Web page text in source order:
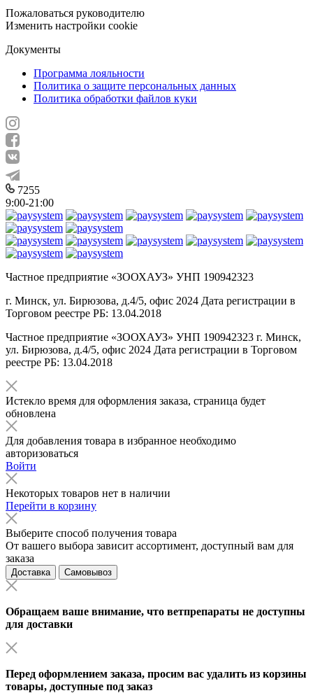
Пожаловаться руководителю
Изменить настройки cookie
Документы
Программа лояльности
Политика о защите персональных данных
Политика обработки файлов куки
7255
9:00-21:00
Частное предприятие «ЗООХАУЗ» УНП 190942323
г. Минск, ул. Бирюзова, д.4/5, офис 2024 Дата регистрации в
Торговом реестре РБ: 13.04.2018
Частное предприятие «ЗООХАУЗ» УНП 190942323 г. Минск,
ул. Бирюзова, д.4/5, офис 2024 Дата регистрации в Торговом
реестре РБ: 13.04.2018
Истекло время для оформления заказа, страница будет
обновлена
Для добавления товара в избранное необходимо
авторизоваться
Войти
Некоторых товаров нет в наличии
Перейти в корзину
Выберите способ получения товара
От вашего выбора зависит ассортимент, доступный вам для
заказа
Доставка Самовывоз
Обращаем ваше внимание, что ветпрепараты не доступны
для доставки
Перед оформлением заказа, просим вас удалить из корзины
товары, доступные под заказ